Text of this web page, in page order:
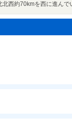
西約70kmを西に進んで